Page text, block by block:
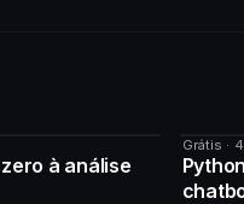
à análise
CURSO
Grátis ·